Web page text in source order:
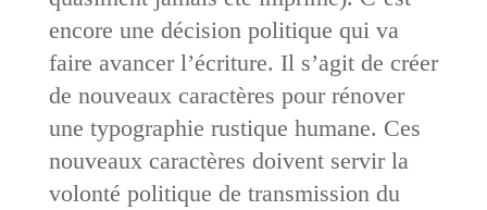
encore une décision politique qui va
faire avancer l’écriture. Il s’agit de créer
de nouveaux caractères pour rénover
une typographie rustique humane. Ces
nouveaux caractères doivent servir la
volonté politique de transmission du